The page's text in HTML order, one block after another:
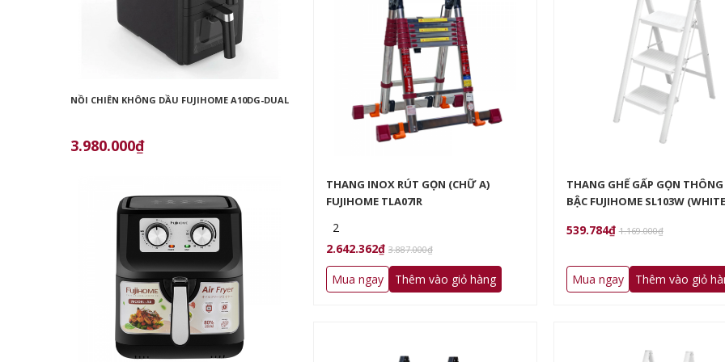
NỒI CHIÊN KHÔNG DẦU FUJIHOME A10DG-DUAL
3.980.000₫
NỒI CHIÊN KHÔNG DẦU FUJIHOME A16D NỒI CHIÊN KHÔNG DẦU FUJIHOME A12DB
THANG INOX RÚT GỌN (CHỮ A)
FUJIHOME TLA07IR
2
2.642.362₫ 3.887.000₫
Mua ngay Thêm vào giỏ hàng
THANG GHẾ GẤP GỌN
BẬC FUJIHOME SL103W
539.784₫ 1.169.000₫
Mua ngay Thêm vào giỏ